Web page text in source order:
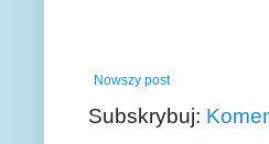
Nowszy post
Subskrybuj: